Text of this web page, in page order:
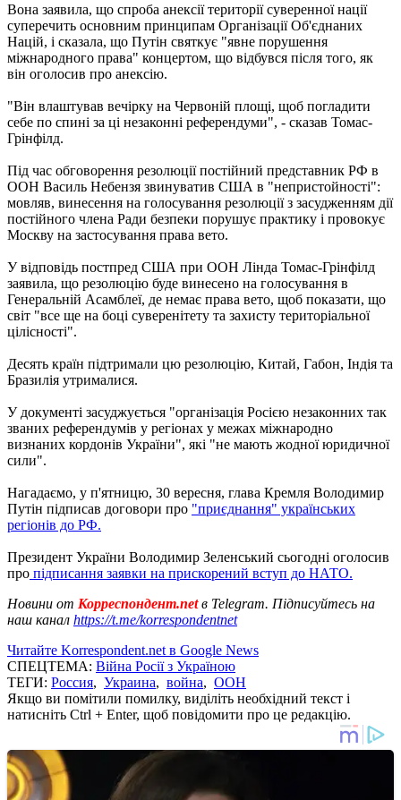
Вона заявила, що спроба анексії території суверенної нації
суперечить основним принципам Організації Об'єднаних
Націй, і сказала, що Путін святкує "явне порушення
міжнародного права" концертом, що відбувся після того, як
він оголосив про анексію.
"Він влаштував вечірку на Червоній площі, щоб погладити
себе по спині за ці незаконні референдуми", - сказав Томас-
Грінфілд.
Під час обговорення резолюції постійний представник РФ в
ООН Василь Небензя звинуватив США в "непристойності":
мовляв, винесення на голосування резолюції з засудженням дії
постійного члена Ради безпеки порушує практику і провокує
Москву на застосування права вето.
У відповідь постпред США при ООН Лінда Томас-Грінфілд
заявила, що резолюцію буде винесено на голосування в
Генеральній Асамблеї, де немає права вето, щоб показати, що
світ "все ще на боці суверенітету та захисту територіальної
цілісності".
Десять країн підтримали цю резолюцію, Китай, Габон, Індія та
Бразилія утрималися.
У документі засуджується "організація Росією незаконних так
званих референдумів у регіонах у межах міжнародно
визнаних кордонів України", які "не мають жодної юридичної
сили".
Нагадаємо, у п'ятницю, 30 вересня, глава Кремля Володимир
Путін підписав договори про "приєднання" українських
регіонів до РФ.
Президент України Володимир Зеленський сьогодні оголосив
про підписання заявки на прискорений вступ до НАТО.
Новини от Корреспондент.netв Telegram. Підписуйтесь на
наш канал https://t.me/korrespondentnet
Читайте Korrespondent.net в Google News
СПЕЦТЕМА: Війна Росії з Україною
ТЕГИ: Россия, Украина, война, ООН
Якщо ви помітили помилку, виділіть необхідний текст і
натисніть Ctrl + Enter, щоб повідомити про це редакцію.